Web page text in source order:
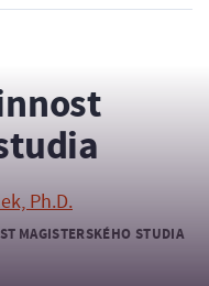
Ph.D.
MAGISTERSKÉHO STUDIA